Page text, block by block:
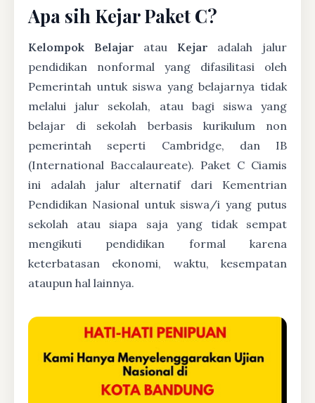
Apa sih Kejar Paket C?
Kelompok Belajar atau Kejar adalah jalur
pendidikan nonformal yang difasilitasi oleh
Pemerintah untuk siswa yang belajarnya tidak
melalui jalur sekolah, atau bagi siswa yang
belajar di sekolah berbasis kurikulum non
pemerintah seperti Cambridge, dan IB
(International Baccalaureate). Paket C Ciamis
ini adalah jalur alternatif dari Kementrian
Pendidikan Nasional untuk siswa/i yang putus
sekolah atau siapa saja yang tidak sempat
mengikuti pendidikan formal karena
keterbatasan ekonomi, waktu, kesempatan
ataupun hal lainnya.